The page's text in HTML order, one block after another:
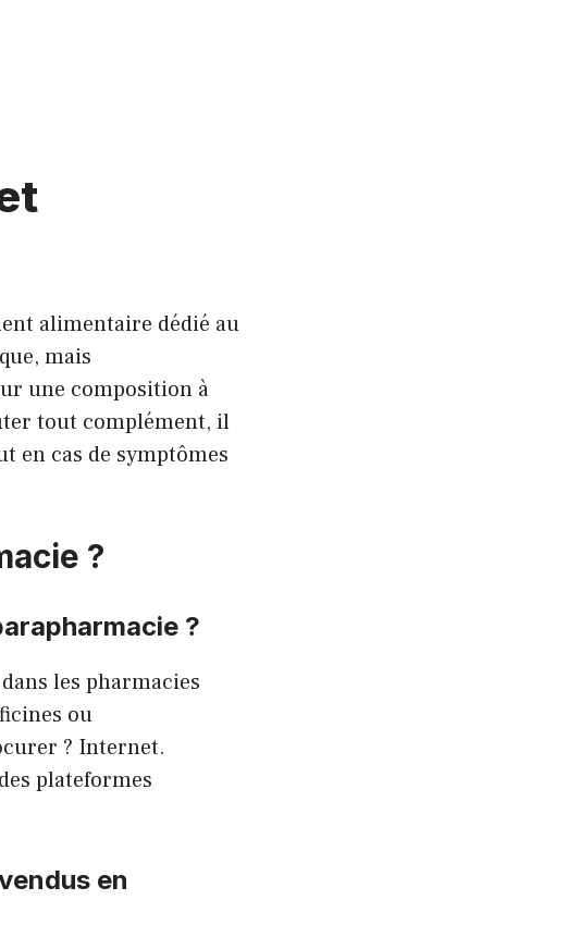
alimentaire dédié au
mais
une composition à
tout complément, il
en cas de symptômes
?
?
les pharmacies
ou
? Internet.
plateformes
en